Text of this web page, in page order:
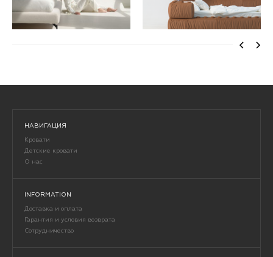
НАВИГАЦИЯ
Кровати
Детские кровати
О нас
INFORMATION
Доставка и оплата
Гарантия и условия возврата
Сотрудничество